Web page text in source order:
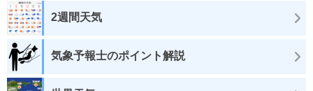
2週間天気
気象予報士のポイント解説